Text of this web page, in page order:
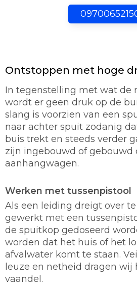
Ontstoppen met hoge
In tegenstelling met wat de
wordt er geen druk op de
slang is voorzien van een
naar achter spuit zodanig
buis trekt en steeds verder
zijn ingebouwd of gebouwd
aanhangwagen.
Werken met tussenpistool
Als een leiding dreigt over
gewerkt met een
de spuitkop gedoseerd
worden dat het huis of het
afvalwater komt te staan.
leuze en netheid dragen wij
vaandel.